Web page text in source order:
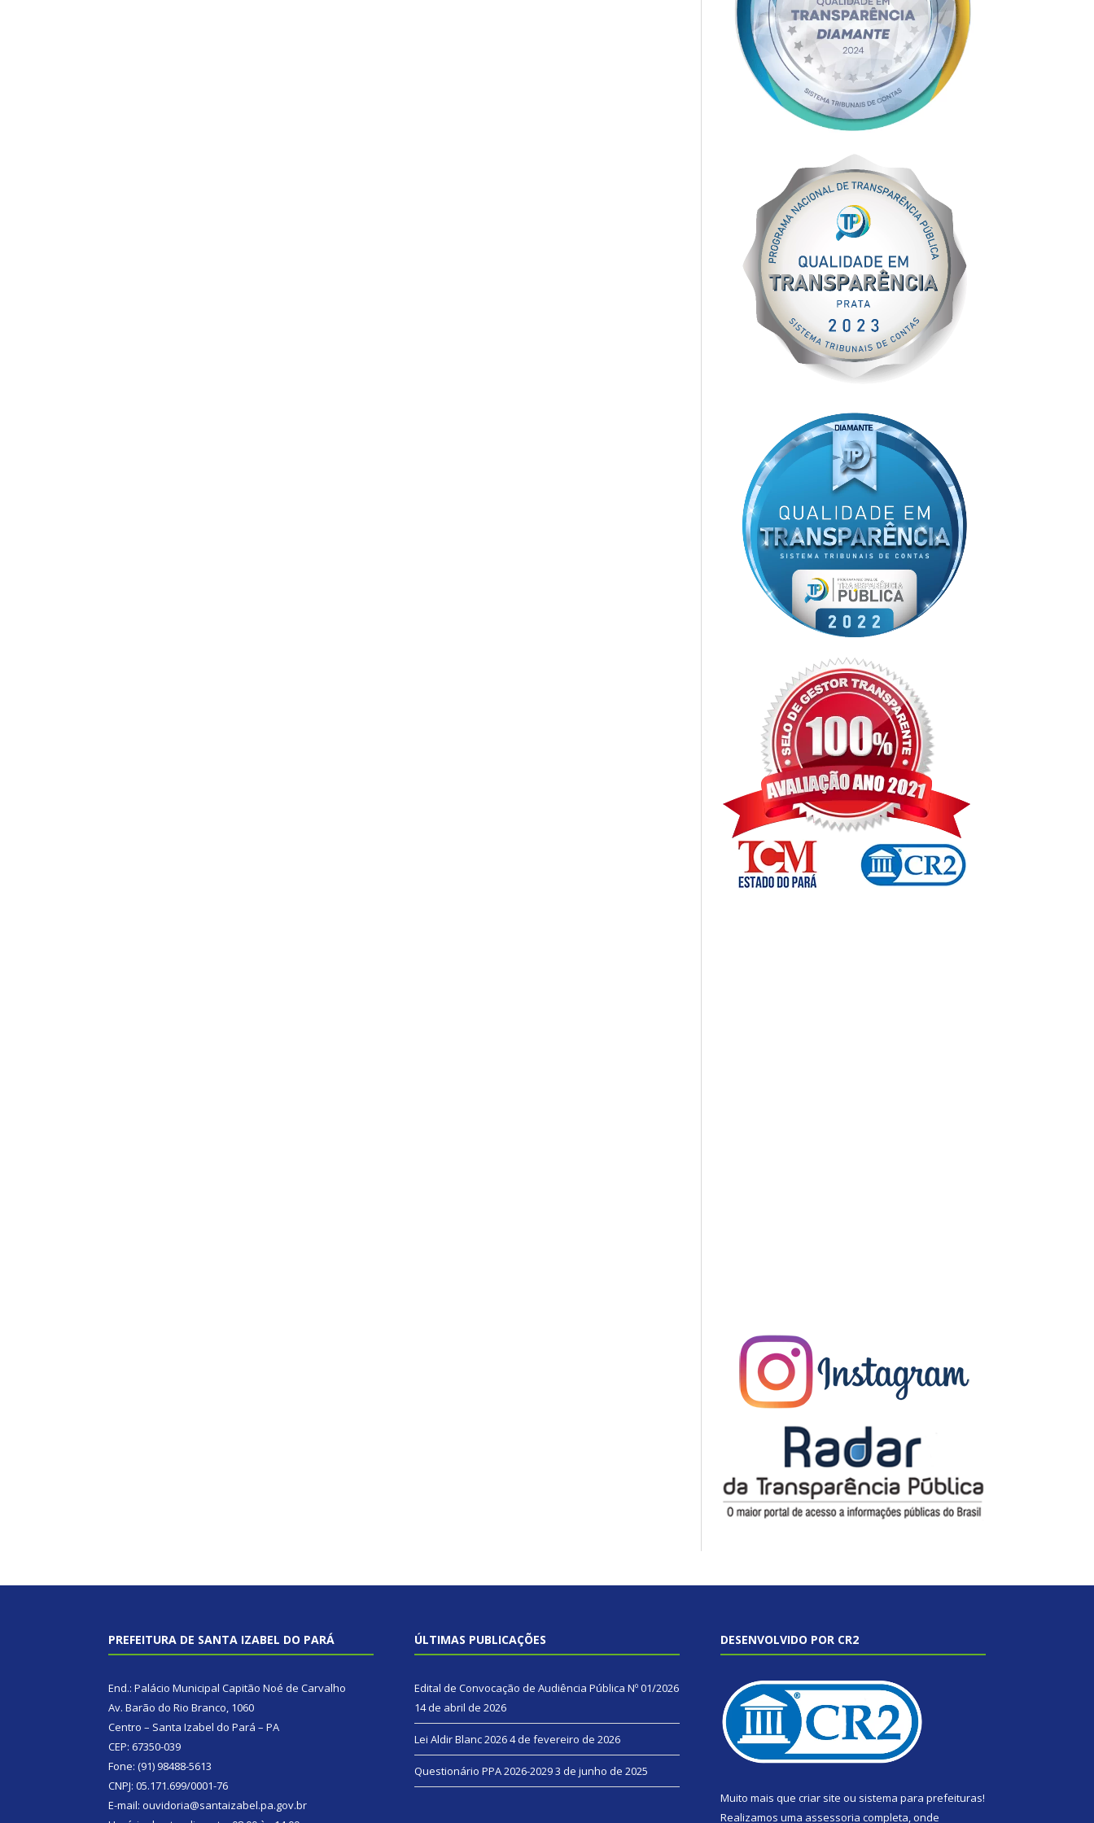
PREFEITURA DE SANTA IZABEL DO PARÁ
End.: Palácio Municipal Capitão Noé de Carvalho
Av. Barão do Rio Branco, 1060
Centro – Santa Izabel do Pará – PA
CEP: 67350-039
Fone: (91) 98488-5613
CNPJ: 05.171.699/0001-76
E-mail: ouvidoria@santaizabel.pa.gov.br
ÚLTIMAS PUBLICAÇÕES
Edital de Convocação de Audiência Pública Nº 01/2026
14 de abril de 2026
Lei Aldir Blanc 20264 de fevereiro de 2026
Questionário PPA 2026-20293 de junho de 2025
DESENVOLVIDO POR CR2
Muito mais que criar site ou sistema para prefeituras!
Realizamos uma assessoria completa, onde